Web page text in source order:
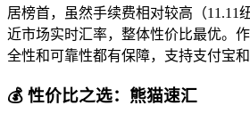
居榜首，虽然手续费相对较高（11.11
近市场实时汇率，整体性价比最优。
全性和可靠性都有保障，支持支付宝和
💰 性价比之选：熊猫速汇